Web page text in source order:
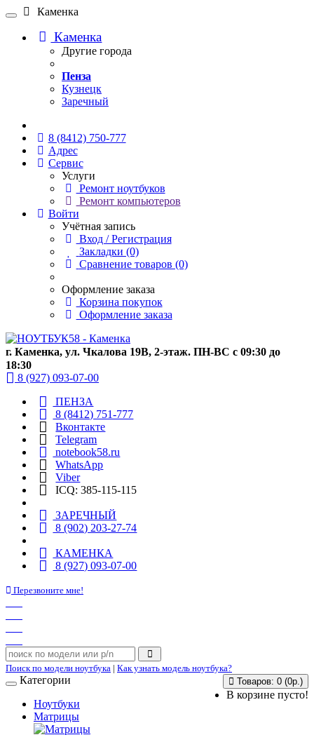
Каменка
Каменка
Другие города
Пенза
Кузнецк
Заречный
8 (8412) 750-777
Адрес
Сервис
Услуги
Ремонт ноутбуков
Ремонт компьютеров
Войти
Учётная запись
Вход / Регистрация
Закладки (0)
Сравнение товаров (0)
Оформление заказа
Корзина покупок
Оформление заказа
г. Каменка, ул. Чкалова 19В, 2-этаж. ПН-ВС с 09:30 до
18:30
8 (927) 093-07-00
ПЕНЗА
8 (8412) 751-777
Вконтакте
Telegram
notebook58.ru
WhatsApp
Viber
ICQ: 385-115-115
ЗАРЕЧНЫЙ
8 (902) 203-27-74
КАМЕНКА
8 (927) 093-07-00
Перезвоните мне!
Поиск по модели ноутбука | Как узнать модель ноутбука?
Товаров: 0 (0р.)
В корзине пусто!
Категории
Ноутбуки
Матрицы